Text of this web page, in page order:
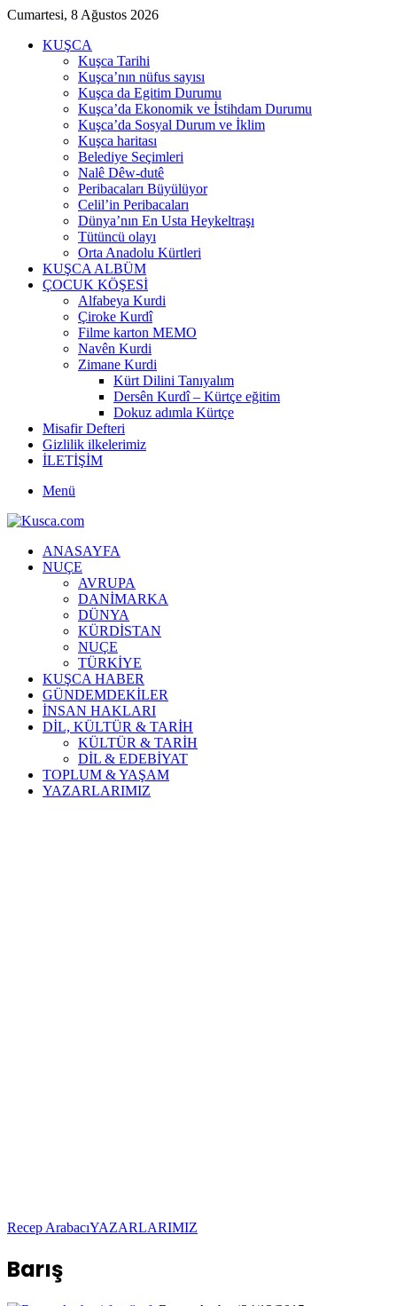
Cumartesi, 8 Ağustos 2026
KUŞCA
Kuşca Tarihi
Kuşca’nın nüfus sayısı
Kuşca da Egitim Durumu
Kuşca’da Ekonomik ve İstihdam Durumu
Kuşca’da Sosyal Durum ve İklim
Kuşca haritası
Belediye Seçimleri
Nalê Dêw-dutê
Peribacaları Büyülüyor
Celil’in Peribacaları
Dünya’nın En Usta Heykeltraşı
Tütüncü olayı
Orta Anadolu Kürtleri
KUŞCA ALBÜM
ÇOCUK KÖŞESİ
Alfabeya Kurdi
Çiroke Kurdî
Filme karton MEMO
Navên Kurdi
Zimane Kurdi
Kürt Dilini Tanıyalım
Dersên Kurdî – Kürtçe eğitim
Dokuz adımla Kürtçe
Misafir Defteri
Gizlilik ilkelerimiz
İLETİŞİM
Menü
ANASAYFA
NUÇE
AVRUPA
DANİMARKA
DÜNYA
KÜRDİSTAN
NUÇE
TÜRKİYE
KUŞCA HABER
GÜNDEMDEKİLER
İNSAN HAKLARI
DİL, KÜLTÜR & TARİH
KÜLTÜR & TARİH
DİL & EDEBİYAT
TOPLUM & YAŞAM
YAZARLARIMIZ
Recep ArabacıYAZARLARIMIZ
Barış